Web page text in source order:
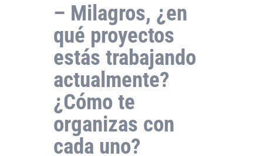
– Milagros, ¿en
qué proyectos
estás trabajando
actualmente?
¿Cómo te
organizas con
cada uno?